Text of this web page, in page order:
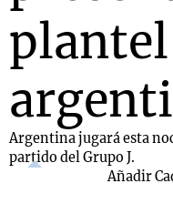
plantel
Argentina jugará esta
partido del Grupo J.
Añadir